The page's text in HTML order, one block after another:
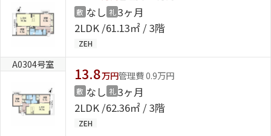
敷 なし 礼 3ヶ月
2LDK 61.13㎡ / 3階
ZEH
A0304号室
13.8万円管理費 0.9万円
敷 なし 礼 3ヶ月
2LDK 62.36㎡ / 3階
ZEH